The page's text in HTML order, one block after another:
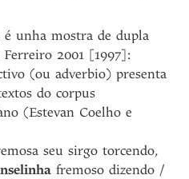
é unha mostra de dupla
Ferreiro 2001 [1997]:
(ou adverbio) presenta
do corpus
(Estevan Coelho e
seu sirgo torcendo,
fremoso dizendo /